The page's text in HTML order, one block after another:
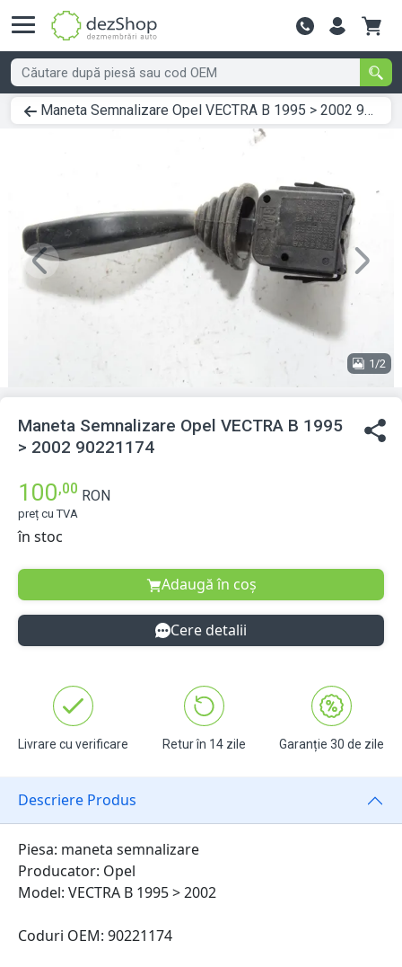
Contactează-
Maneta Semnalizare Opel VECTRA B 1995 > 2002 90221174
Previous Next
1/2
Maneta Semnalizare Opel VECTRA B 1995
> 2002 90221174
100,00 RON
preț cu TVA
în stoc
Adaugă în coș
Cere detalii
Livrare cu verificare Retur în 14 zile Garanție 30 de zile
Descriere Produs
Piesa: maneta semnalizare
Producator: Opel
Model: VECTRA B 1995 > 2002
Coduri OEM: 90221174